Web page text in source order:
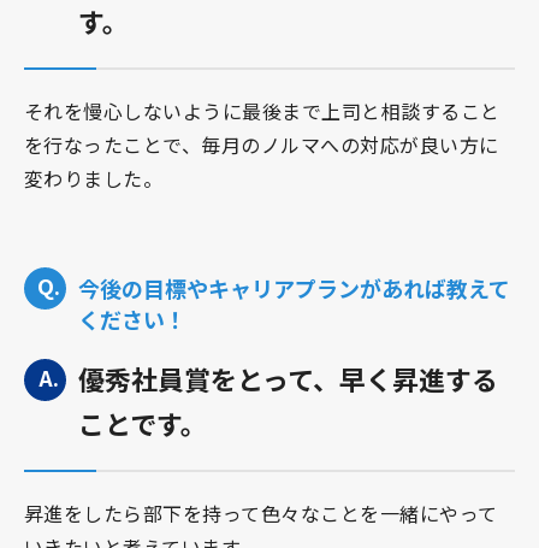
す。
それを慢心しないように最後まで上司と相談すること
を行なったことで、毎月のノルマへの対応が良い方に
変わりました。
今後の目標やキャリアプランがあれば教えて
ください！
優秀社員賞をとって、早く昇進する
ことです。
昇進をしたら部下を持って色々なことを一緒にやって